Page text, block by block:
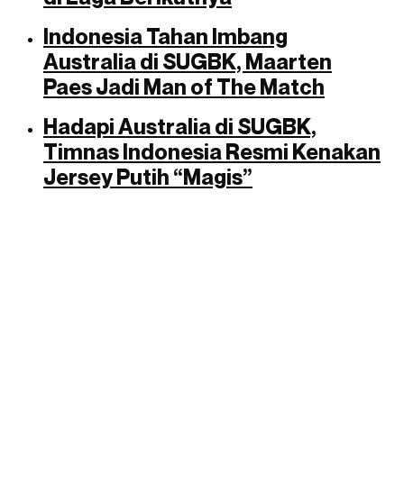
Indonesia Tahan Imbang
Australia di SUGBK, Maarten
Paes Jadi Man of The Match
Hadapi Australia di SUGBK,
Timnas Indonesia Resmi Kenakan
Jersey Putih “Magis”